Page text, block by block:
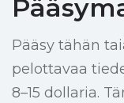
Pääsy tähän
pelottavaa
8–15 dollaria.